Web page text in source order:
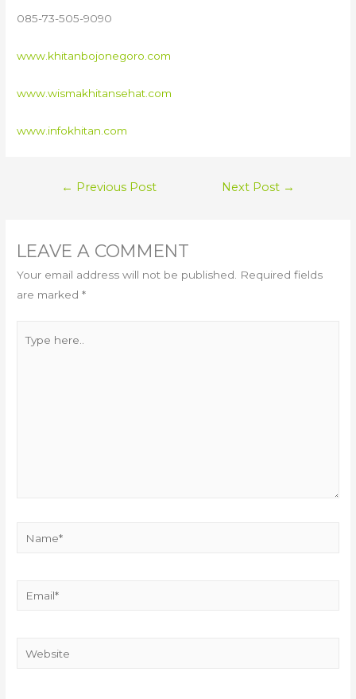
085-73-505-9090
www.khitanbojonegoro.com
www.wismakhitansehat.com
www.infokhitan.com
POST
← Previous Post Next Post →
LEAVE A COMMENT
Your email address will not be published.
Required fields
are marked*
here..
Website